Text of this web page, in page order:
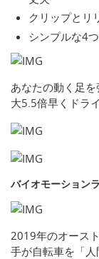
クリップとリ
シンプルな4
あなたの動く足
大5.5倍早くドラ
バイオモーション
2019年のオース
手が自転車を「人